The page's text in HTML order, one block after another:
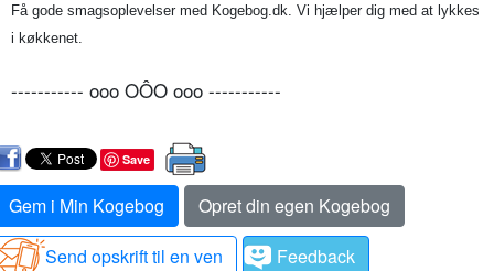
Få gode smagsoplevelser med Kogebog.dk. Vi hjælper dig med at lykkes
i køkkenet.
----------- ooo OÔO ooo -----------
Save
Gem i Min Kogebog
Opret din egen Kogebog
Send opskrift til en ven
Feedback